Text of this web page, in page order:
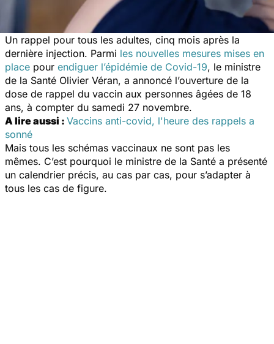
Un rappel pour tous les adultes, cinq mois après la
dernière injection. Parmi les nouvelles mesures mises en
place pour endiguer l’épidémie de Covid-19, le ministre
de la Santé Olivier Véran, a annoncé l’ouverture de la
dose de rappel du vaccin aux personnes âgées de 18
ans, à compter du samedi 27 novembre.
A lire aussi : Vaccins anti-covid, l'heure des rappels a
sonné
Mais tous les schémas vaccinaux ne sont pas les
mêmes. C’est pourquoi le ministre de la Santé a présenté
un calendrier précis, au cas par cas, pour s’adapter à
tous les cas de figure.